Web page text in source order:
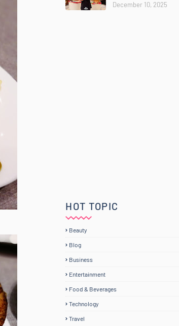
December 10, 2025
HOT TOPIC
Beauty
Blog
Business
Entertainment
Food & Beverages
Technology
Travel